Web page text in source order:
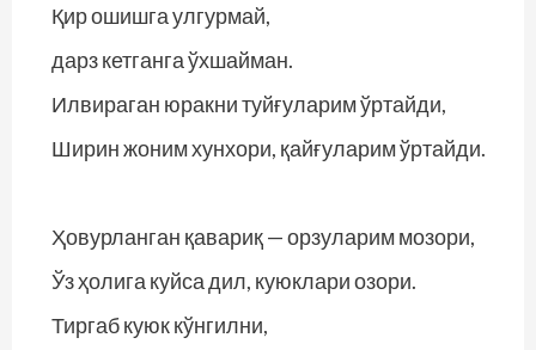
Қир ошишга улгурмай,
дарз кетганга ўхшайман.
Илвираган юракни туйғуларим ўртайди,
Ширин жоним хунхори, қайғуларим ўртайди.
Ҳовурланган қавариқ — орзуларим мозори,
Ўз ҳолига куйса дил, куюклари озори.
Тиргаб куюк кўнгилни,